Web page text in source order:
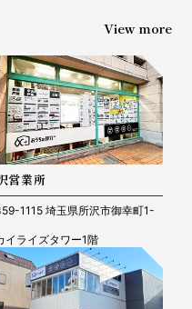
View more
営業所
1115 埼玉県所沢市御幸町1-
イライズタワー1階